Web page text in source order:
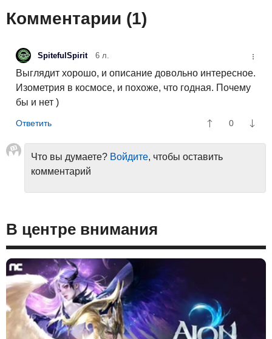
Комментарии (1)
SpitefulSpirit 6 л.
Выглядит хорошо, и описание довольно интересное.
Изометрия в космосе, и похоже, что годная. Почему
бы и нет )
0
Что вы думаете? Войдите, чтобы оставить
комментарий
В центре внимания